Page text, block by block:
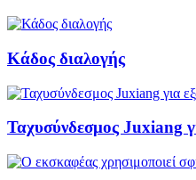
Κάδος διαλογής
Ταχυσύνδεσμος Juxiang